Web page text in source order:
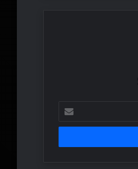
posta
adresinizi